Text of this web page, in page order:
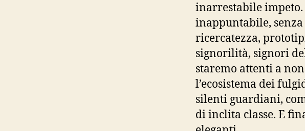
inarrestabile impeto.
inappuntabile,
ricercatezza,
signorilità, signori
staremo attenti a
l’ecosistema dei
silenti guardiani,
di inclita classe. E